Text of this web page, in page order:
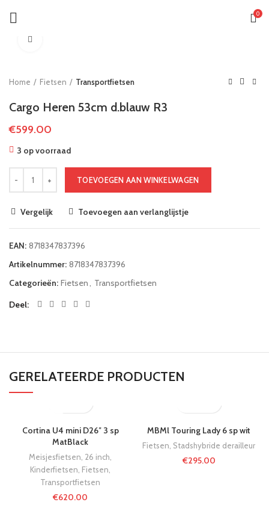
0
Home Fietsen Transportfietsen
Cargo Heren 53cm d.blauw R3
€599.00
3 op voorraad
TOEVOEGEN AAN WINKELWAGEN
Vergelijk Toevoegen aan verlanglijstje
EAN: 8718347837396
Artikelnummer: 8718347837396
Categorieën: Fietsen, Transportfietsen
Deel
GERELATEERDE PRODUCTEN
Cortina U4 mini D26″ 3 sp
MatBlack
Meisjesfietsen 26 inch
Kinderfietsen Fietsen
Transportfietsen
€620.00
MBMl Touring Lady 6 sp wit
Fietsen Stadshybride derailleur
€295.00